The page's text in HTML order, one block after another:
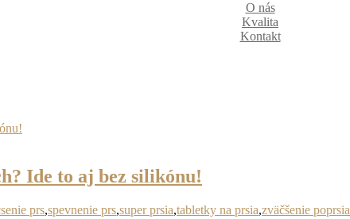
O nás
Kvalita
Kontakt
Ide to aj bez silikónu!
prs,spevnenie prs,super prsia,tabletky na prsia,zväčšenie poprsia